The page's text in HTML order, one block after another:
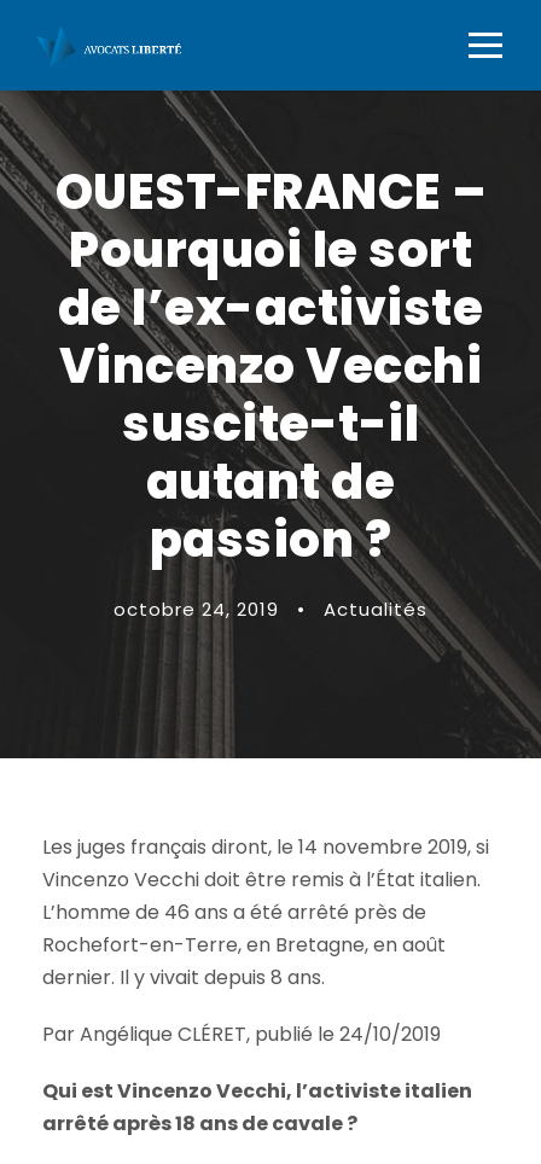
OUEST-FRANCE –
Pourquoi le sort
de l’ex-activiste
Vincenzo Vecchi
suscite-t-il
autant de
passion ?
octobre 24, 2019 • Actualités
Les juges français diront, le 14 novembre 2019, si
Vincenzo Vecchi doit être remis à l’État italien.
L’homme de 46 ans a été arrêté près de
Rochefort-en-Terre, en Bretagne, en août
dernier. Il y vivait depuis 8 ans.
Par Angélique CLÉRET, publié le 24/10/2019
Qui est Vincenzo Vecchi, l’activiste italien
arrêté après 18 ans de cavale ?